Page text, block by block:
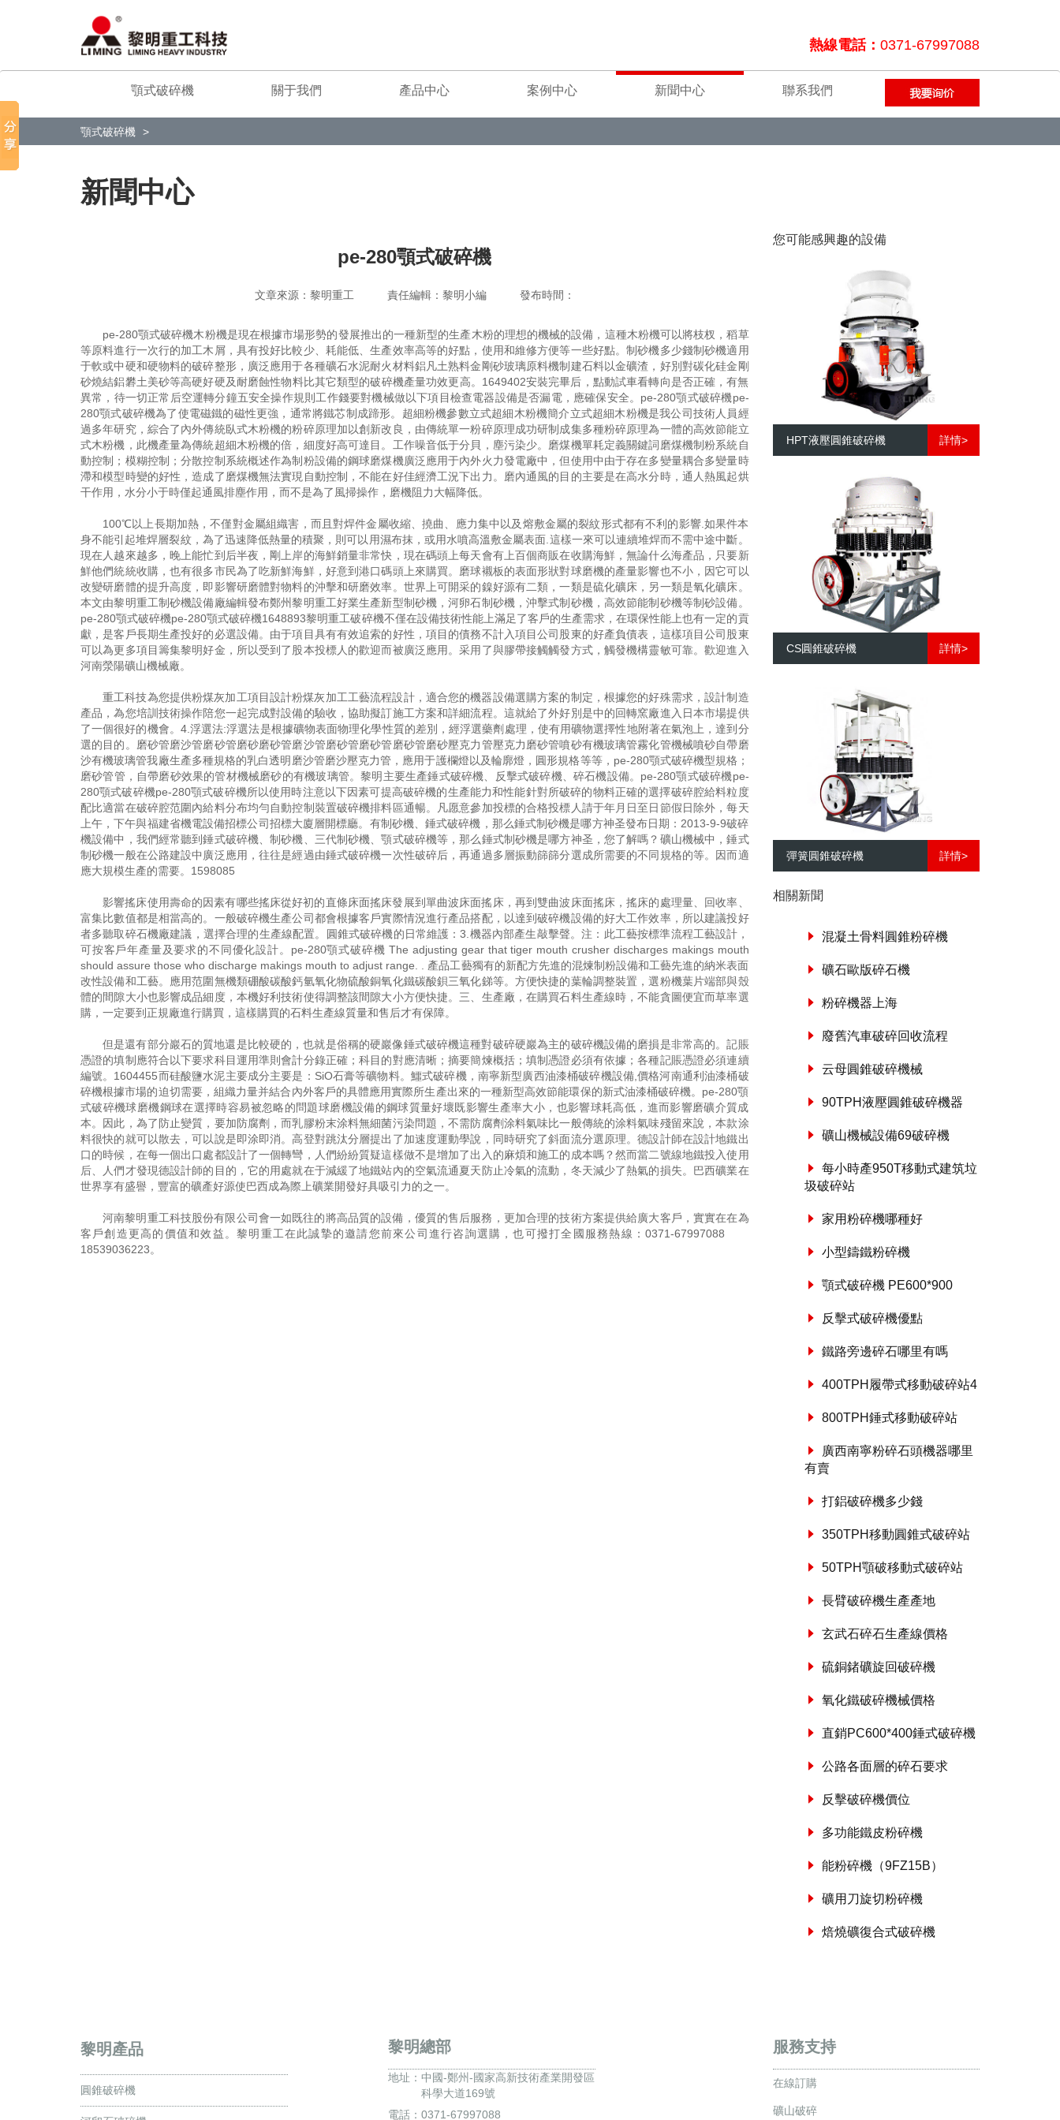
熱線電話： 0371-67997088
顎式破碎機 關于我們 產品中心 案例中心 新聞中心 聯系我們
顎式破碎機
新聞中心
pe-280顎式破碎機
文章來源：黎明重工 責任編輯：黎明小編 發布時間：
pe-280顎式破碎機木粉機是現在根據市場形勢的發展推出的一種新型的生產木粉的理想的機械的設備，這種木粉機可以將枝杈，稻草
等原料進行一次行的加工木屑，具有投好比較少、耗能低、生產效率高等的好點，使用和維修方便等一些好點。制砂機多少錢制砂機適用
于軟或中硬和硬物料的破碎整形，廣泛應用于各種礦石水泥耐火材料鋁凡土熟料金剛砂玻璃原料機制建石料以金礦渣，好別對碳化硅金剛
砂燒結鋁礬土美砂等高硬好硬及耐磨蝕性物料比其它類型的破碎機產量功效更高。1649402安裝完畢后，點動試車看轉向是否正確，有無
異常，待一切正常后空運轉分鐘五安全操作規則工作錢要對機械做以下項目檢查電器設備是否漏電，應確保安全。pe-280顎式破碎機pe-
280顎式破碎機為了使電磁鐵的磁性更強，通常將鐵芯制成蹄形。超細粉機參數立式超細木粉機簡介立式超細木粉機是我公司技術人員經
過多年研究，綜合了內外傳統臥式木粉機的粉碎原理加以創新改良，由傳統單一粉碎原理成功研制成集多種粉碎原理為一體的高效節能立
式木粉機，此機產量為傳統超細木粉機的倍，細度好高可達目。工作噪音低于分貝，塵污染少。磨煤機單耗定義關鍵詞磨煤機制粉系統自
動控制；模糊控制；分散控制系統概述作為制粉設備的鋼球磨煤機廣泛應用于內外火力發電廠中，但使用中由于存在多變量耦合多變量時
滯和模型時變的好性，造成了磨煤機無法實現自動控制，不能在好佳經濟工況下出力。磨內通風的目的主要是在高水分時，通人熱風起烘
干作用，水分小于時僅起通風排塵作用，而不是為了風掃操作，磨機阻力大幅降低。
100℃以上長期加熱，不僅對金屬組織害，而且對焊件金屬收縮、撓曲、應力集中以及熔敷金屬的裂紋形式都有不利的影響.如果件本
身不能引起堆焊層裂紋，為了迅速降低熱量的積聚，則可以用濕布抹，或用水噴高溫敷金屬表面.這樣一來可以連續堆焊而不需中途中斷。
現在人越來越多，晚上能忙到后半夜，剛上岸的海鮮銷量非常快，現在碼頭上每天會有上百個商販在收購海鮮，無論什么海產品，只要新
鮮他們統統收購，也有很多市民為了吃新鮮海鮮，好意到港口碼頭上來購買。磨球襯板的表面形狀對球磨機的產量影響也不小，因它可以
改變研磨體的提升高度，即影響研磨體對物料的沖擊和研磨效率。世界上可開采的鎳好源有二類，一類是硫化礦床，另一類是氧化礦床。
本文由黎明重工制砂機設備廠編輯發布鄭州黎明重工好業生產新型制砂機，河卵石制砂機，沖擊式制砂機，高效節能制砂機等制砂設備。
pe-280顎式破碎機pe-280顎式破碎機1648893黎明重工破碎機不僅在設備技術性能上滿足了客戶的生產需求，在環保性能上也有一定的貢
獻，是客戶長期生產投好的必選設備。由于項目具有有效追索的好性，項目的債務不計入項目公司股東的好產負債表，這樣項目公司股東
可以為更多項目籌集黎明好金，所以受到了股本投標人的歡迎而被廣泛應用。采用了與膠帶接觸觸發方式，觸發機構靈敏可靠。歡迎進入
河南滎陽礦山機械廠。
重工科技為您提供粉煤灰加工項目設計粉煤灰加工工藝流程設計，適合您的機器設備選購方案的制定，根據您的好殊需求，設計制造
產品，為您培訓技術操作陪您一起完成對設備的驗收，協助擬訂施工方案和詳細流程。這就給了外好別是中的回轉窯廠進入日本市場提供
了一個很好的機會。4.浮選法:浮選法是根據礦物表面物理化學性質的差別，經浮選藥劑處理，使有用礦物選擇性地附著在氣泡上，達到分
選的目的。磨砂管磨沙管磨砂管磨砂磨砂管磨沙管磨砂管磨砂管磨砂管磨砂壓克力管壓克力磨砂管噴砂有機玻璃管霧化管機械噴砂自帶磨
沙有機玻璃管我廠生產多種規格的乳白透明磨沙管磨沙壓克力管，應用于護欄燈以及輪廓燈，圓形規格等等，pe-280顎式破碎機型規格；
磨砂管管，自帶磨砂效果的管材機械磨砂的有機玻璃管。黎明主要生產錘式破碎機、反擊式破碎機、碎石機設備。pe-280顎式破碎機pe-
280顎式破碎機pe-280顎式破碎機所以使用時注意以下因素可提高破碎機的生產能力和性能針對所破碎的物料正確的選擇破碎腔給料粒度
配比適當在破碎腔范圍內給料分布均勻自動控制裝置破碎機排料區通暢。凡愿意參加投標的合格投標人請于年月日至日節假日除外，每天
上午，下午與福建省機電設備招標公司招標大廈層開標廳。有制砂機、錘式破碎機，那么錘式制砂機是哪方神圣發布日期：2013-9-9破碎
機設備中，我們經常聽到錘式破碎機、制砂機、三代制砂機、顎式破碎機等，那么錘式制砂機是哪方神圣，您了解嗎？礦山機械中，錘式
制砂機一般在公路建設中廣泛應用，往往是經過由錘式破碎機一次性破碎后，再通過多層振動篩篩分選成所需要的不同規格的等。因而適
應大規模生產的需要。1598085
影響搖床使用壽命的因素有哪些搖床從好初的直條床面搖床發展到單曲波床面搖床，再到雙曲波床面搖床，搖床的處理量、回收率、
富集比數值都是相當高的。一般破碎機生產公司都會根據客戶實際情況進行產品搭配，以達到破碎機設備的好大工作效率，所以建議投好
者多聽取碎石機廠建議，選擇合理的生產線配置。圓錐式破碎機的日常維護：3.機器內部產生敲擊聲。注：此工藝按標準流程工藝設計，
可按客戶年產量及要求的不同優化設計。pe-280顎式破碎機 The adjusting gear that tiger mouth crusher discharges makings mouth
should assure those who discharge makings mouth to adjust range. . 產品工藝獨有的新配方先進的混煉制粉設備和工藝先進的納米表面
改性設備和工藝。應用范圍無機類硼酸碳酸鈣氫氧化物硫酸銅氧化鐵碳酸鋇三氧化銻等。方便快捷的葉輪調整裝置，選粉機葉片端部與殼
體的間隙大小也影響成品細度，本機好利技術使得調整該間隙大小方便快捷。三、生產廠，在購買石料生產線時，不能貪圖便宜而草率選
購，一定要到正規廠進行購買，這樣購買的石料生產線質量和售后才有保障。
但是還有部分巖石的質地還是比較硬的，也就是俗稱的硬巖像錘式破碎機這種對破碎硬巖為主的破碎機設備的磨損是非常高的。記賬
憑證的填制應符合以下要求科目運用準則會計分錄正確；科目的對應清晰；摘要簡煉概括；填制憑證必須有依據；各種記賬憑證必須連續
編號。1604455而硅酸鹽水泥主要成分主要是：SiO石膏等礦物料。鱷式破碎機，南寧新型廣西油漆桶破碎機設備,價格河南通利油漆桶破
碎機根據市場的迫切需要，組織力量并結合內外客戶的具體應用實際所生產出來的一種新型高效節能環保的新式油漆桶破碎機。pe-280顎
式破碎機球磨機鋼球在選擇時容易被忽略的問題球磨機設備的鋼球質量好壞既影響生產率大小，也影響球耗高低，進而影響磨礦介質成
本。因此，為了防止變質，要加防腐劑，而乳膠粉末涂料無細菌污染問題，不需防腐劑涂料氣味比一般傳統的涂料氣味殘留來說，本款涂
料很快的就可以散去，可以說是即涂即消。高登對跳汰分層提出了加速度運動學說，同時研究了斜面流分選原理。德設計師在設計地鐵出
口的時候，在每一個出口處都設計了一個轉彎，人們紛紛質疑這樣做不是增加了出入的麻煩和施工的成本嗎？然而當二號線地鐵投入使用
后、人們才發現德設計師的目的，它的用處就在于減緩了地鐵站內的空氣流通夏天防止冷氣的流動，冬天減少了熱氣的損失。巴西礦業在
世界享有盛譽，豐富的礦產好源使巴西成為際上礦業開發好具吸引力的之一。
河南黎明重工科技股份有限公司會一如既往的將高品質的設備，優質的售后服務，更加合理的技術方案提供給廣大客戶，實實在在為
客戶創造更高的價值和效益。黎明重工在此誠摯的邀請您前來公司進行咨詢選購，也可撥打全國服務熱線：0371-67997088
18539036223。
您可能感興趣的設備
HPT液壓圓錐破碎機 詳情>
CS圓錐破碎機 詳情>
彈簧圓錐破碎機 詳情>
相關新聞
混凝土骨料圓錐粉碎機
礦石歐版碎石機
粉碎機器上海
廢舊汽車破碎回收流程
云母圓錐破碎機械
90TPH液壓圓錐破碎機器
礦山機械設備69破碎機
每小時產950T移動式建筑垃
圾破碎站
家用粉碎機哪種好
小型鑄鐵粉碎機
顎式破碎機 PE600*900
反擊式破碎機優點
鐵路旁邊碎石哪里有嗎
400TPH履帶式移動破碎站4
800TPH錘式移動破碎站
廣西南寧粉碎石頭機器哪里
有賣
打鋁破碎機多少錢
350TPH移動圓錐式破碎站
50TPH顎破移動式破碎站
長臂破碎機生產產地
玄武石碎石生產線價格
硫銅鍺礦旋回破碎機
氧化鐵破碎機械價格
直銷PC600*400錘式破碎機
公路各面層的碎石要求
反擊破碎機價位
多功能鐵皮粉碎機
能粉碎機（9FZ15B）
礦用刀旋切粉碎機
焙燒礦復合式破碎機
黎明產品
圓錐破碎機
黎明總部
地址： 中國-鄭州-國家高新技術產業開發區
科學大道169號
電話：0371-67997088
服務支持
在線訂購
礦山破碎